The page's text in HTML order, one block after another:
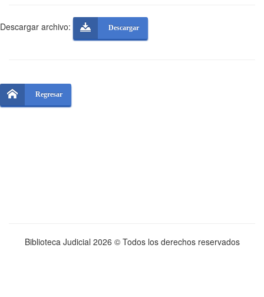
Descargar archivo: Descargar
Regresar
Biblioteca Judicial 2026 © Todos los derechos reservados